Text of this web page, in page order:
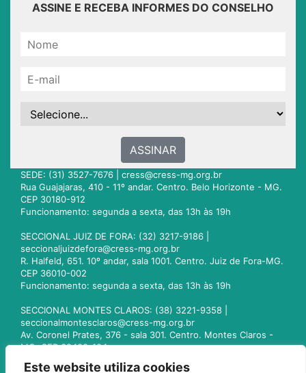
Este website utiliza cookies
ASSINE E RECEBA INFORMES DO CONSELHO
ASSINAR
SEDE: (31) 3527-7676 | cress@cress-mg.org.br
Rua Guajajaras, 410 - 11º andar. Centro. Belo Horizonte - MG.
CEP 30180-912
Funcionamento: segunda a sexta, das 13h às 19h
SECCIONAL JUIZ DE FORA: (32) 3217-9186 |
seccionaljuizdefora@cress-mg.org.br
R. Halfeld, 651. 10º andar, sala 1001. Centro. Juiz de Fora-MG.
CEP 36010-002
Funcionamento: segunda a sexta, das 13h às 19h
SECCIONAL MONTES CLAROS: (38) 3221-9358 |
seccionalmontesclaros@cress-mg.org.br
Av. Coronel Prates, 376 - sala 301. Centro. Montes Claros -
MG. CEP 39400-104